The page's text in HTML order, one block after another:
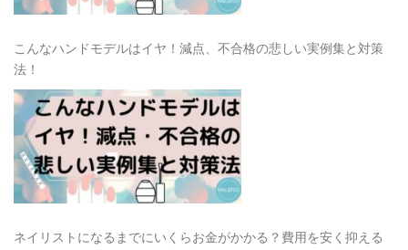
こんなハンドモデルはイヤ！減点、不合格の悲しい実例集と対策
法！
ネイリストになるまでにいくらお金がかかる？費用を安く抑える